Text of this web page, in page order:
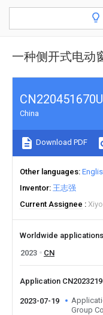
一种侧开式电动
CN220451670U
China
Download PDF
Other languages
Inventor 王志强
Current Assignee
Worldwide applications
2023
CN
Application
2023-07-19
Group